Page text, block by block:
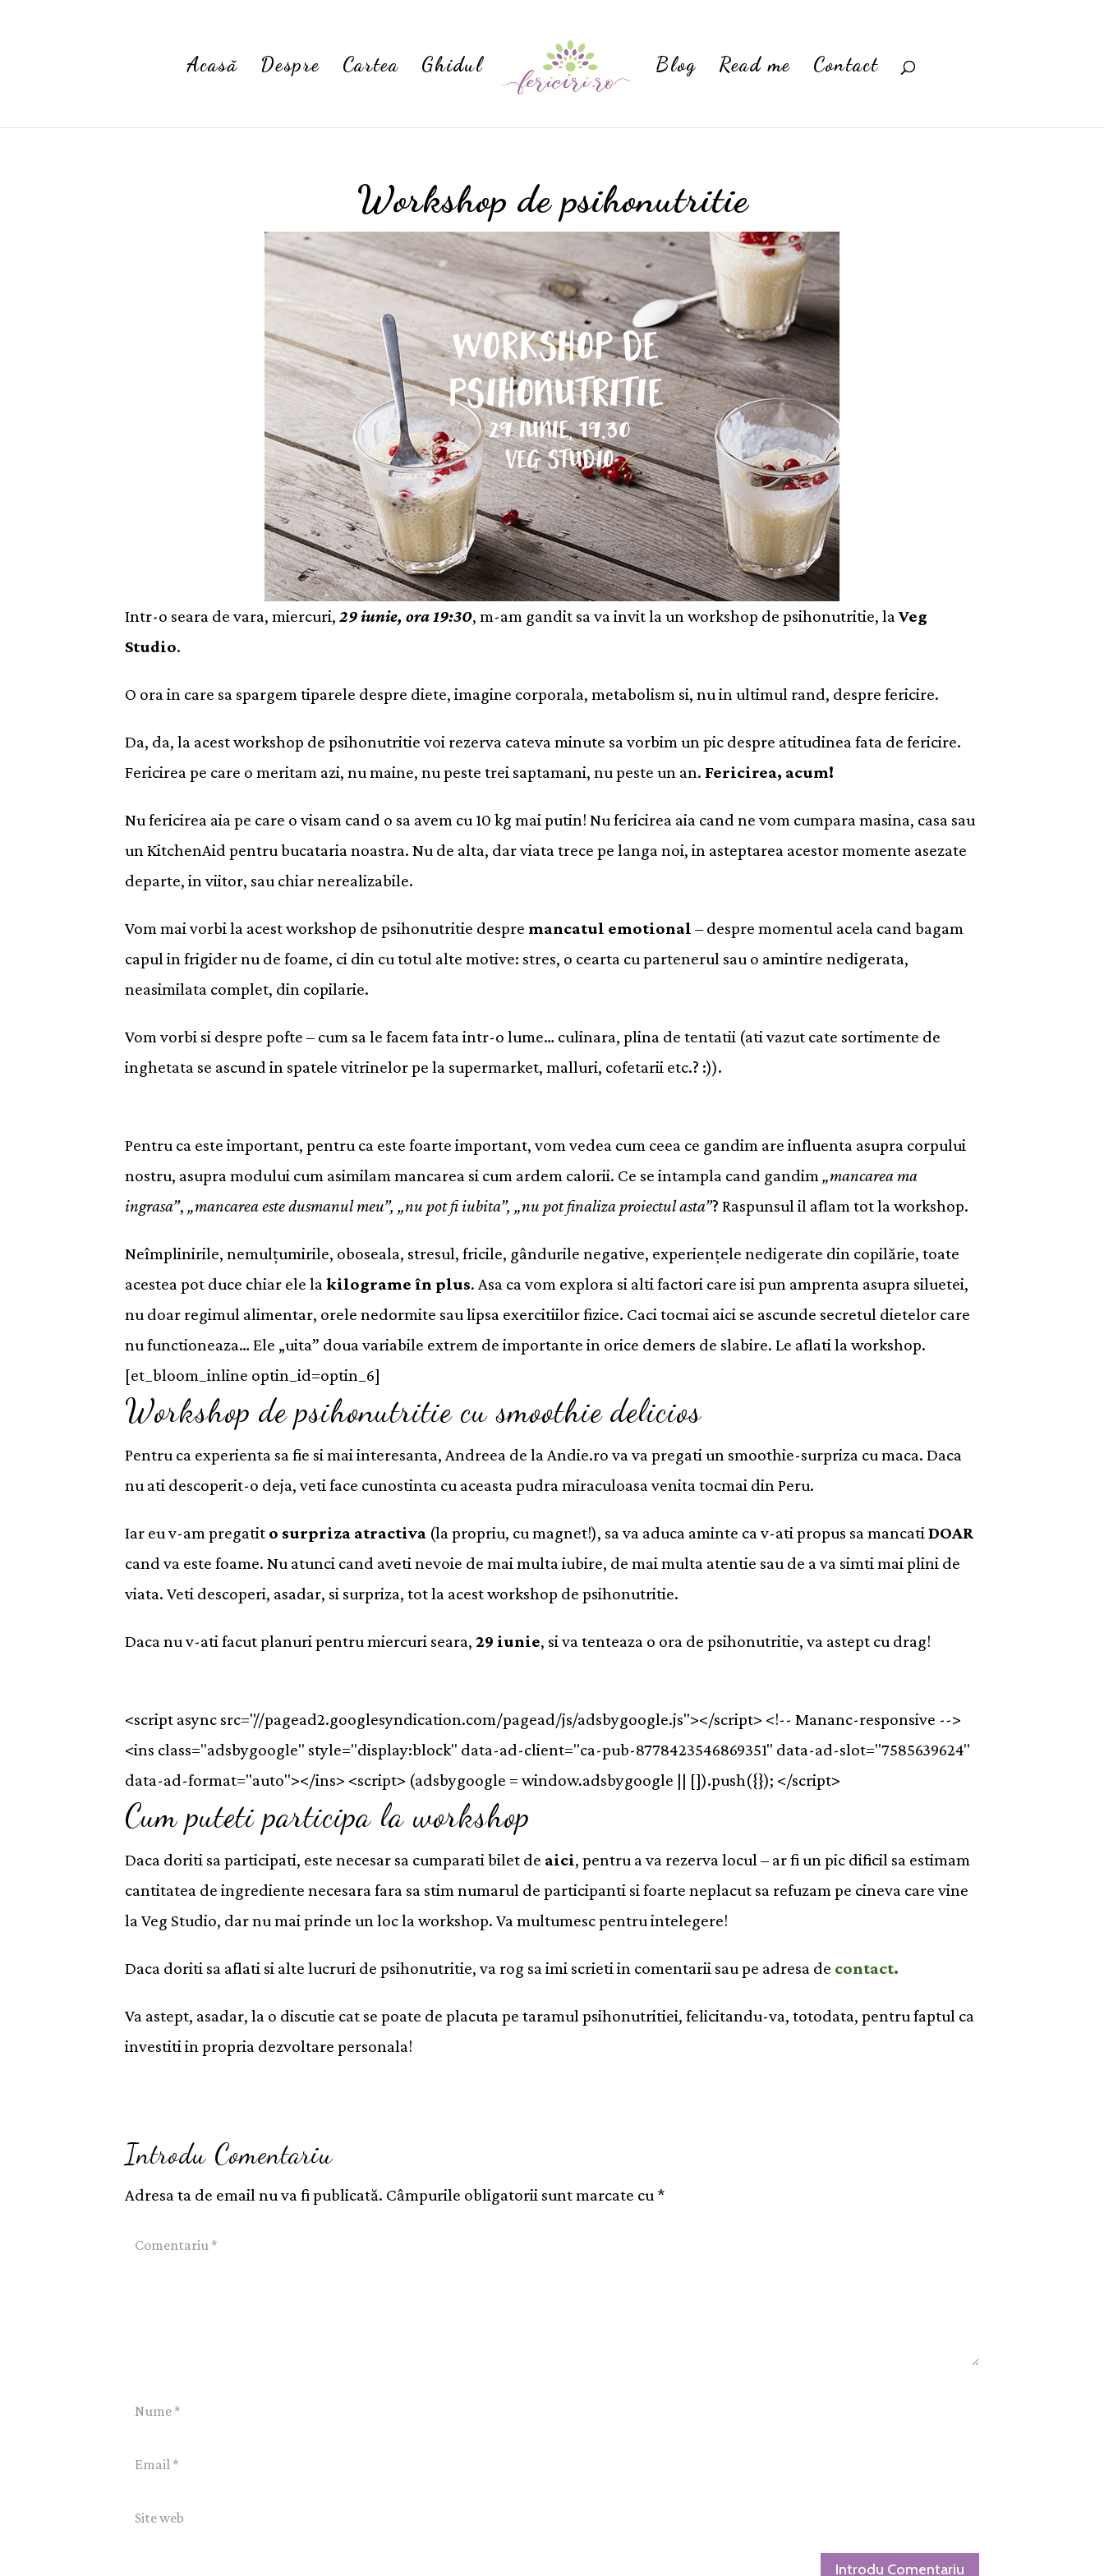
Acasă Despre Cartea Ghidul Blog Read me Contact
Workshop de psihonutritie
Intr-o seara de vara, miercuri, 29 iunie, ora 19:30, m-am gandit sa va invit la un workshop de psihonutritie, laVeg
Studio.
O ora in care sa spargem tiparele despre diete, imagine corporala, metabolism si, nu in ultimul rand, despre fericire.
Da, da, la acest workshop de psihonutritie voi rezerva cateva minute sa vorbim un pic despre atitudinea fata de fericire.
Fericirea pe care o meritam azi, nu maine, nu peste trei saptamani, nu peste un an. Fericirea, acum!
Nu fericirea aia pe care o visam cand o sa avem cu 10 kg mai putin! Nu fericirea aia cand ne vom cumpara masina, casa sau
un KitchenAid pentru bucataria noastra. Nu de alta, dar viata trece pe langa noi, in asteptarea acestor momente asezate
departe, in viitor, sau chiar nerealizabile.
Vom mai vorbi la acest workshop de psihonutritie despre mancatul emotional – despre momentul acela cand bagam
capul in frigider nu de foame, ci din cu totul alte motive: stres, o cearta cu partenerul sau o amintire nedigerata,
neasimilata complet, din copilarie.
Vom vorbi si despre pofte – cum sa le facem fata intr-o lume… culinara, plina de tentatii (ati vazut cate sortimente de
inghetata se ascund in spatele vitrinelor pe la supermarket, malluri, cofetarii etc.? :)).
Pentru ca este important, pentru ca este foarte important, vom vedea cum ceea ce gandim are influenta asupra corpului
nostru, asupra modului cum asimilam mancarea si cum ardem calorii. Ce se intampla cand gandim„mancarea ma
ingrasa”, „mancarea este dusmanul meu”, „nu pot fi iubita”, „nu pot finaliza proiectul asta”? Raspunsul il aflam tot la workshop.
Neîmplinirile, nemulțumirile, oboseala, stresul, fricile, gândurile negative, experiențele nedigerate din copilărie, toate
acestea pot duce chiar ele lakilograme în plus. Asa ca vom explora si alti factori care isi pun amprenta asupra siluetei,
nu doar regimul alimentar, orele nedormite sau lipsa exercitiilor fizice. Caci tocmai aici se ascunde secretul dietelor care
nu functioneaza… Ele „uita” doua variabile extrem de importante in orice demers de slabire. Le aflati la workshop.
[et_bloom_inline optin_id=optin_6]
Workshop de psihonutritie cu smoothie delicios
Pentru ca experienta sa fie si mai interesanta, Andreea de la Andie.ro va va pregati un smoothie-surpriza cu maca. Daca
nu ati descoperit-o deja, veti face cunostinta cu aceasta pudra miraculoasa venita tocmai din Peru.
Iar eu v-am pregatit o surpriza atractiva (la propriu, cu magnet!), sa va aduca aminte ca v-ati propus sa mancatiDOAR
cand va este foame. Nu atunci cand aveti nevoie de mai multa iubire, de mai multa atentie sau de a va simti mai plini de
viata. Veti descoperi, asadar, si surpriza, tot la acest workshop de psihonutritie.
Daca nu v-ati facut planuri pentru miercuri seara, 29 iunie, si va tenteaza o ora de psihonutritie, va astept cu drag!
<script async src="//pagead2.googlesyndication.com/pagead/js/adsbygoogle.js"></script> <!-- Mananc-responsive -->
<ins class="adsbygoogle" style="display:block" data-ad-client="ca-pub-8778423546869351" data-ad-slot="7585639624"
data-ad-format="auto"></ins> <script> (adsbygoogle = window.adsbygoogle || []).push({}); </script>
Cum puteti participa la workshop
Daca doriti sa participati, este necesar sa cumparati bilet de aici, pentru a va rezerva locul – ar fi un pic dificil sa estimam
cantitatea de ingrediente necesara fara sa stim numarul de participanti si foarte neplacut sa refuzam pe cineva care vine
la Veg Studio, dar nu mai prinde un loc la workshop. Va multumesc pentru intelegere!
Daca doriti sa aflati si alte lucruri de psihonutritie, va rog sa imi scrieti in comentarii sau pe adresa de contact.
Va astept, asadar, la o discutie cat se poate de placuta pe taramul psihonutritiei, felicitandu-va, totodata, pentru faptul ca
investiti in propria dezvoltare personala!
Introdu Comentariu
Adresa ta de email nu va fi publicată. Câmpurile obligatorii sunt marcate cu *